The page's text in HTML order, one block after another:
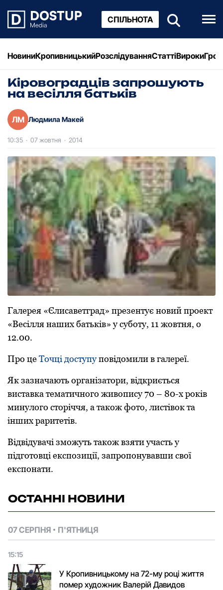
СПІЛЬНОТА
НовиниКропивницькийРозслідуванняСтаттіВироки
Кіровоградців запрошують
на весілля батьків
ЛМ Людмила Макей
10:35 · 07 жовтня · 2014
Галерея «Єлисаветград» презентує новий проект
«Весілля наших батьків» у суботу, 11 жовтня, о
12.00.
Про цеТочці доступуповідомили в галереї.
Як зазначають організатори, відкриється
виставка тематичного живопису 70 – 80-х років
минулого сторіччя, а також фото, листівок та
інших раритетів.
Відвідувачі зможуть також взяти участь у
підготовці експозиції, запропонувавши свої
експонати.
ОСТАННІ НОВИНИ
07 СЕРПНЯ П'ЯТНИЦЯ
15:15
У Кропивницькому на 72-му році життя
помер художник Валерій Давидов